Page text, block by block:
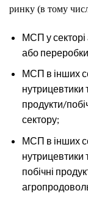
ринку (в тому
МСП у
або
МСП в інших
нутрицевтики
продукти/
сектору;
МСП в інших
нутрицевтики
побічні